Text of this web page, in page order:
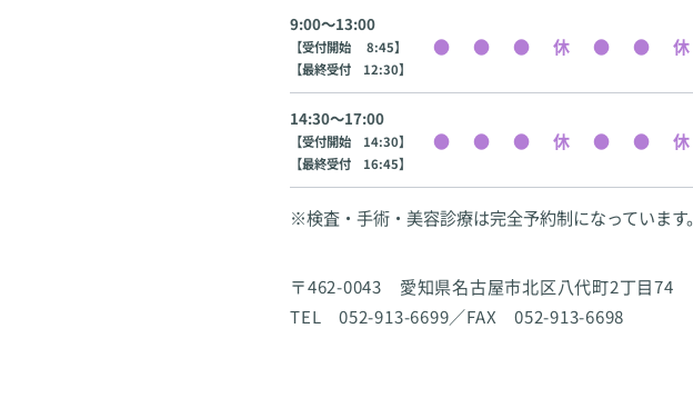
9:00〜13:00
【受付開始 8:45】
【最終受付 12:30】
14:30〜17:00
【受付開始 14:30】
【最終受付 16:45】
※検査・手術・美容診療は完全予約制になっています。
〒462-0043 愛知県名古屋市北区八代町2丁目74
TEL 052-913-6699／FAX 052-913-6698